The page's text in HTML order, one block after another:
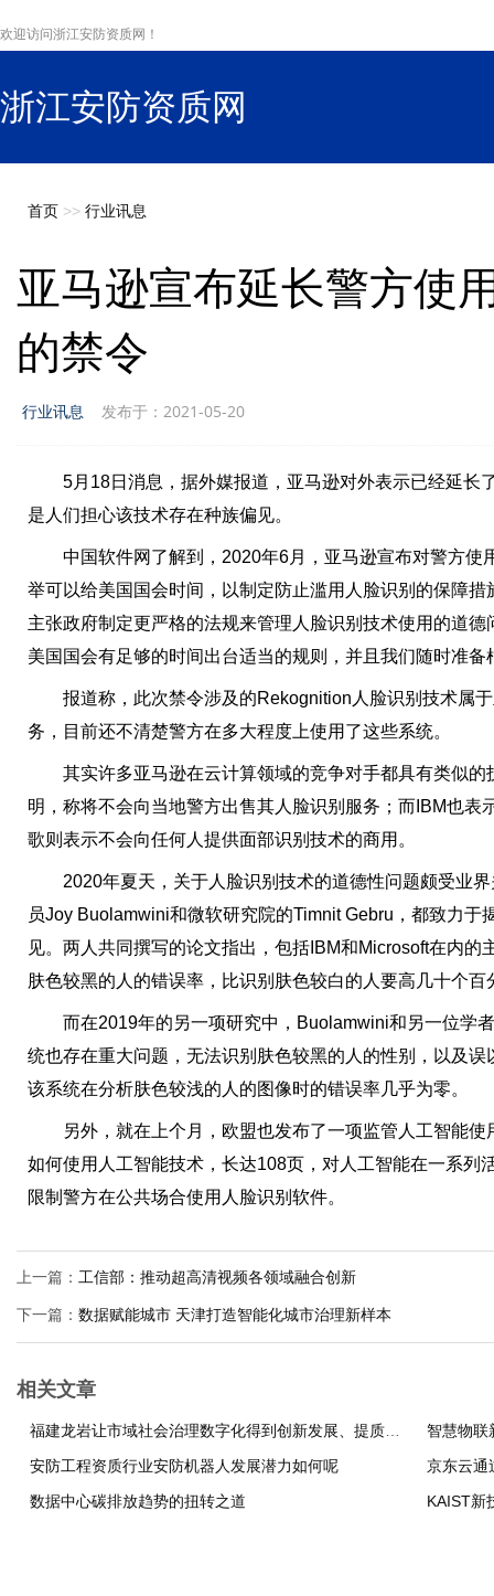
欢迎访问浙江安防资质网！
浙江安防资质网
首页 >> 行业讯息
亚马逊宣布延长警方使
的禁令
行业讯息 发布于：2021-05-20
5月18日消息，据外媒报道，亚马逊对外表示已经延长
是人们担心该技术存在种族偏见。
中国软件网了解到，2020年6月，亚马逊宣布对警方使
举可以给美国国会时间，以制定防止滥用人脸识别的保障
主张政府制定更严格的法规来管理人脸识别技术使用的道
美国国会有足够的时间出台适当的规则，并且我们随时准备
报道称，此次禁令涉及的Rekognition人脸识别技术属于
务，目前还不清楚警方在多大程度上使用了这些系统。
其实许多亚马逊在云计算领域的竞争对手都具有类似的
明，称将不会向当地警方出售其人脸识别服务；而IBM也表
歌则表示不会向任何人提供面部识别技术的商用。
2020年夏天，关于人脸识别技术的道德性问题颇受业界
员Joy Buolamwini和微软研究院的Timnit Gebru，都致力于
见。两人共同撰写的论文指出，包括IBM和Microsoft在内
肤色较黑的人的错误率，比识别肤色较白的人要高几十个百
而在2019年的另一项研究中，Buolamwini和另一位学
统也存在重大问题，无法识别肤色较黑的人的性别，以及
该系统在分析肤色较浅的人的图像时的错误率几乎为零。
另外，就在上个月，欧盟也发布了一项监管人工智能使
如何使用人工智能技术，长达108页，对人工智能在一系列
限制警方在公共场合使用人脸识别软件。
上一篇： 工信部：推动超高清视频各领域融合创新
下一篇： 数据赋能城市 天津打造智能化城市治理新样本
相关文章
智慧物联
安防工程资质行业安防机器人发展潜力如何呢
数据中心碳排放趋势的扭转之道
KAIST新